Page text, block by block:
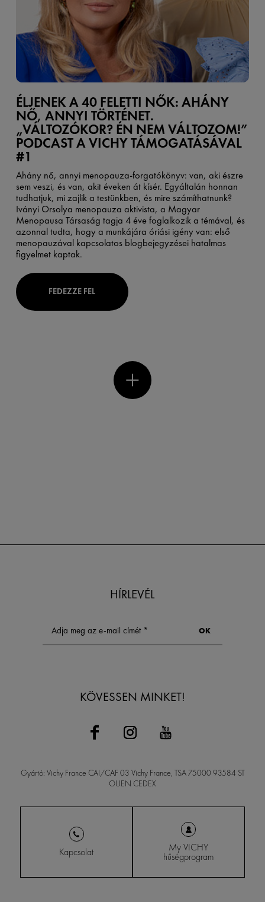
ÉLJENEK A 40 FELETTI NŐK: AHÁNY
NŐ, ANNYI TÖRTÉNET.
„VÁLTOZÓKOR? ÉN NEM VÁLTOZOM!”
PODCAST A VICHY TÁMOGATÁSÁVAL
#1
Ahány nő, annyi menopauza-forgatókönyv: van, aki észre
sem veszi, és van, akit éveken át kísér. Egyáltalán honnan
tudhatjuk, mi zajlik a testünkben, és mire számíthatnunk?
Iványi Orsolya menopauza aktivista, a Magyar
Menopausa Társaság tagja 4 éve foglalkozik a témával, és
azonnal tudta, hogy a munkájára óriási igény van: első
menopauzával kapcsolatos blogbejegyzései hatalmas
figyelmet kaptak.
FEDEZZE FEL
HÍRLEVÉL
KÖVESSEN MINKET!
Gyártó: Vichy France CAI/CAF 03 Vichy France, TSA 75000 93584 ST
OUEN CEDEX
Kapcsolat My VICHY
hűségprogram